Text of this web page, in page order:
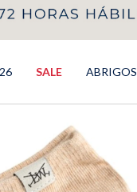
SALE ABRIGOS